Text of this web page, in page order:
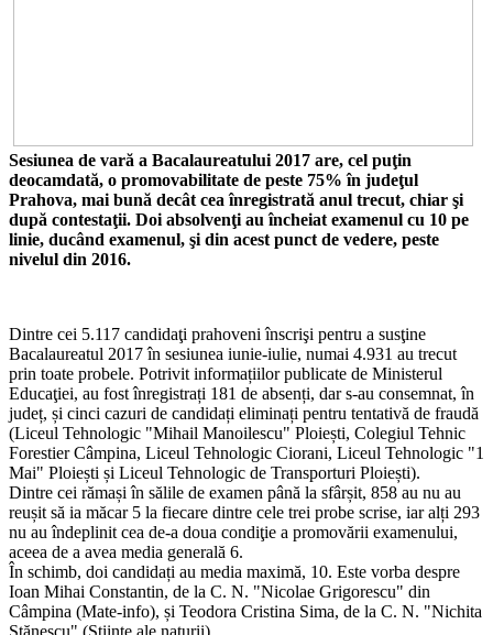
Sesiunea de vară a Bacalaureatului 2017 are, cel puţin
deocamdată, o promovabilitate de peste 75% în judeţul
Prahova, mai bună decât cea înregistrată anul trecut, chiar şi
după contestaţii. Doi absolvenţi au încheiat examenul cu 10 pe
linie, ducând examenul, şi din acest punct de vedere, peste
nivelul din 2016.
Dintre cei 5.117 candidaţi prahoveni înscrişi pentru a susţine
Bacalaureatul 2017 în sesiunea iunie-iulie, numai 4.931 au trecut
prin toate probele. Potrivit informațiilor publicate de Ministerul
Educaţiei, au fost înregistrați 181 de absenți, dar s-au consemnat, în
județ, și cinci cazuri de candidați eliminați pentru tentativă de fraudă
(Liceul Tehnologic "Mihail Manoilescu" Ploiești, Colegiul Tehnic
Forestier Câmpina, Liceul Tehnologic Ciorani, Liceul Tehnologic "1
Mai" Ploiești și Liceul Tehnologic de Transporturi Ploiești).
Dintre cei rămași în sălile de examen până la sfârșit, 858 au nu au
reușit să ia măcar 5 la fiecare dintre cele trei probe scrise, iar alți 293
nu au îndeplinit cea de-a doua condiţie a promovării examenului,
aceea de a avea media generală 6.
În schimb, doi candidați au media maximă, 10. Este vorba despre
Ioan Mihai Constantin, de la C. N. "Nicolae Grigorescu" din
Câmpina (Mate-info), și Teodora Cristina Sima, de la C. N. "Nichita
Stănescu" (Științe ale naturii).